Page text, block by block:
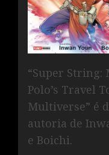
“Super String:
Polo’s Travel
Multiverse” é
autoria de
e Boichi.